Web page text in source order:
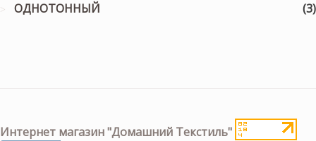
ОДНОТОННЫЙ (3)
Интернет магазин "Домашний Текстиль"